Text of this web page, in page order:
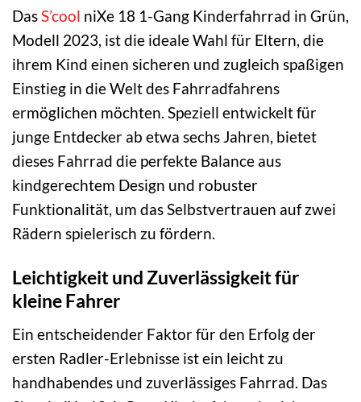
DasS’cool niXe 18 1-Gang Kinderfahrrad in Grün,
Modell 2023, ist die ideale Wahl für Eltern, die
ihrem Kind einen sicheren und zugleich spaßigen
Einstieg in die Welt des Fahrradfahrens
ermöglichen möchten. Speziell entwickelt für
junge Entdecker ab etwa sechs Jahren, bietet
dieses Fahrrad die perfekte Balance aus
kindgerechtem Design und robuster
Funktionalität, um das Selbstvertrauen auf zwei
Rädern spielerisch zu fördern.
Leichtigkeit und Zuverlässigkeit für
kleine Fahrer
Ein entscheidender Faktor für den Erfolg der
ersten Radler-Erlebnisse ist ein leicht zu
handhabendes und zuverlässiges Fahrrad. Das